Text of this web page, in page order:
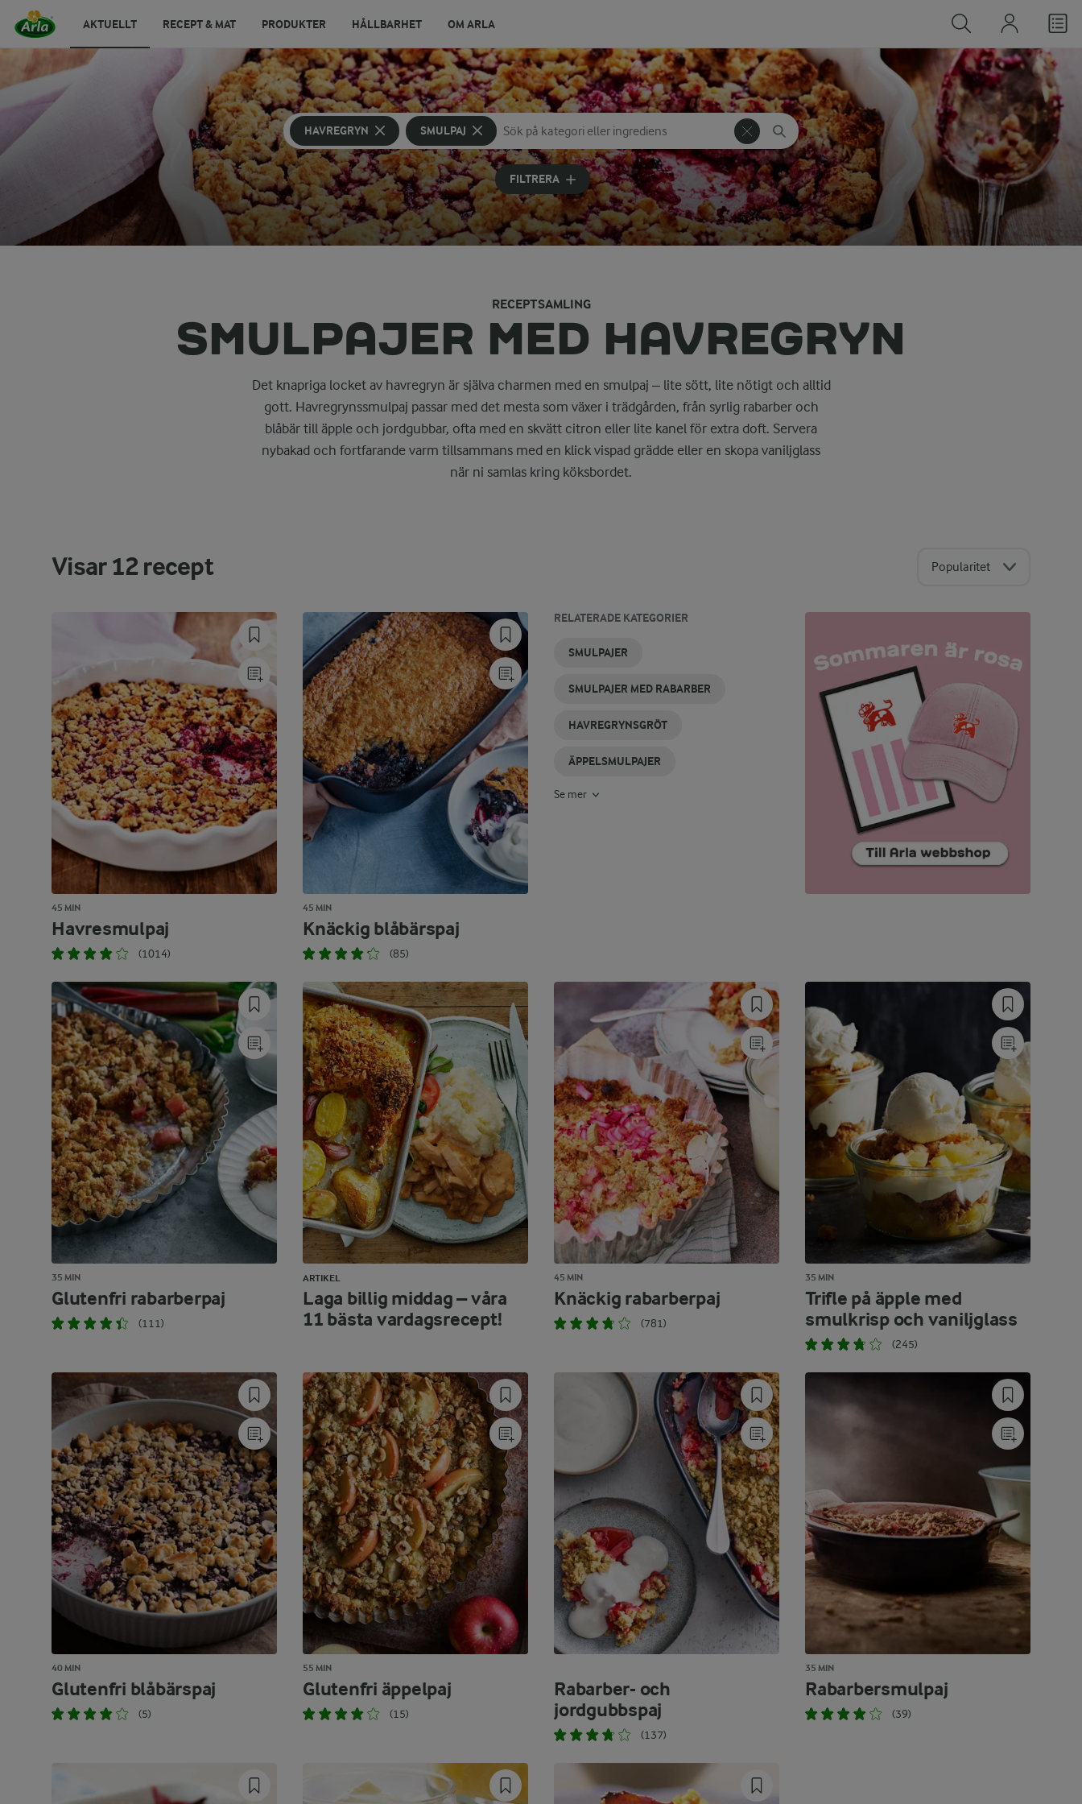
AKTUELLT RECEPT & MAT PRODUKTER HÅLLBARHET OM ARLA
HAVREGRYN SMULPAJ
Sök på kategori eller ingrediens
Skriv in sökord för att få förslag
FILTRERA
RECEPTSAMLING
SMULPAJER MED HAVREGRYN
Det knapriga locket av havregryn är själva charmen med en smulpaj – lite sött, lite nötigt och alltid
gott. Havregrynssmulpaj passar med det mesta som växer i trädgården, från syrlig rabarber och
blåbär till äpple och jordgubbar, ofta med en skvätt citron eller lite kanel för extra doft. Servera
nybakad och fortfarande varm tillsammans med en klick vispad grädde eller en skopa vaniljglass
när ni samlas kring köksbordet.
Visar12recept Popularitet
45 MIN
Havresmulpaj
(1014)
45 MIN
Knäckig blåbärspaj
(85)
RELATERADE KATEGORIER
SMULPAJER
SMULPAJER MED RABARBER
HAVREGRYNSGRÖT
ÄPPELSMULPAJER
GLUTENFRIA
SMULPAJER
HAVREGRYN
PANNKAKA
MED
HAVREGRYN
RABARBER
OCH
HAVREGRYN
PAJ MED
HAVREGRYN
GLUTENFRI
HAVREGRYN
Se mer
35 MIN
Glutenfri rabarberpaj
(111)
ARTIKEL
Laga billig middag – våra
11 bästa vardagsrecept!
45 MIN
Knäckig rabarberpaj
(781)
35 MIN
Trifle på äpple med
smulkrisp och vaniljglass
(245)
40 MIN
Glutenfri blåbärspaj
(5)
55 MIN
Glutenfri äppelpaj
(15)
Rabarber- och
jordgubbspaj
(137)
35 MIN
Rabarbersmulpaj
(39)